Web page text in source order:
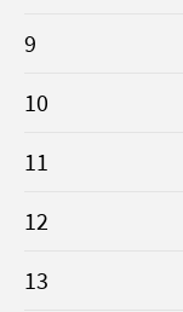
9
10
11
12
13